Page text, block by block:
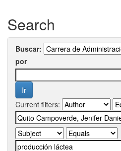
Search
Buscar:
por
Current filters: